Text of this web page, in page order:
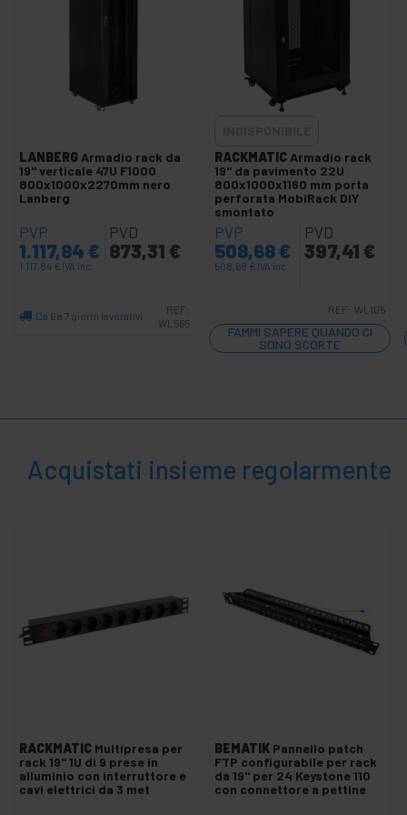
Sicurezza,
allarmi e
+
e gadget
+
Casa
e
+
Tempo
Libero
+
LANBERG Armadio rack da
19" verticale 47U F1000
800x1000x2270mm nero
Lanberg
PVP
1.117,84 €
1.117,84 € IVA inc.
PVD
873,31 €
Da 6 a 7 giorni lavorativi
REF:
WL565
RACKMATIC Armadio rack
19" da pavimento 22U
800x1000x1160 mm porta
perforata MobiRack DIY
smontato
PVP
508,68€
508,68 € IVA inc.
PVD
397,41 €
REF: WL105
FAMMI SAPERE QUANDO CI
SONO SCORTE
Acquistati insieme regolarmente
RACKMATIC Multipresa per
rack 19" 1U di 9 prese in
alluminio con interruttore e
cavi elettrici da 3 met
BEMATIK Pannello patch
FTP configurabile per rack
da 19" per 24 Keystone 110
con connettore a pettine